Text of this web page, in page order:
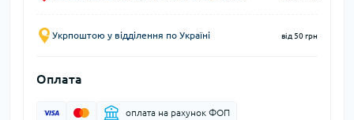
Укрпоштою у відділення по Україні від 50 грн
Оплата
оплата на рахунок ФОП